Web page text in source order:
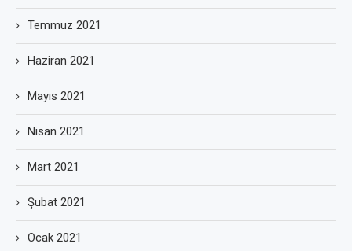
Temmuz 2021
Haziran 2021
Mayıs 2021
Nisan 2021
Mart 2021
Şubat 2021
Ocak 2021